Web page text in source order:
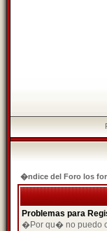
�ndice del Foro los
Problemas para
�Por qu� no puedo